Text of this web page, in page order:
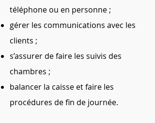
téléphone ou en personne ;
gérer les communications avec les
clients ;
s’assurer de faire les suivis des
chambres ;
balancer la caisse et faire les
procédures de fin de journée.